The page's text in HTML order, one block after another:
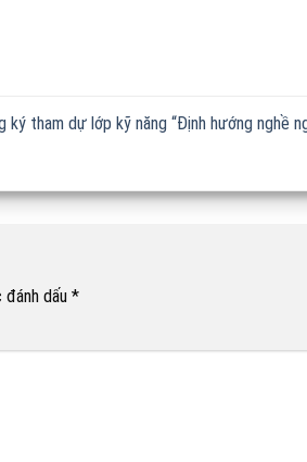
ký tham dự lớp kỹ năng “Định hướng nghề
dấu *